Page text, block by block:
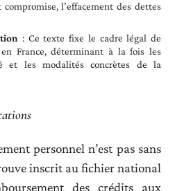
l’effacement des dettes
: Ce texte fixe le cadre légal de
France, déterminant à la fois les
et les modalités concrètes de la
personnel n’est pas sans
inscrit au fichier national
des crédits aux